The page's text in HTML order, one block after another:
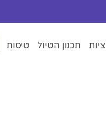
תכנון הטיול טיסות